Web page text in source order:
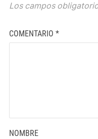
Los campos
COMENTARIO *
NOMBRE